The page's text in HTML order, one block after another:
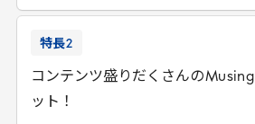
特長2
コンテンツ盛りだくさんのMusing
ット！